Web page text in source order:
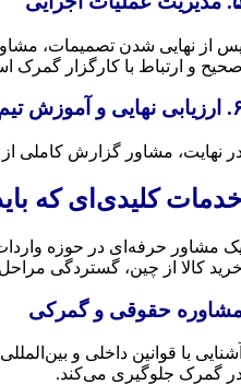
از نهایی شدن تصمیمات،
و ارتباط با کارگزار گمرک
و آموزش تیم
نهایت، مشاور گزارش کاملی
کلیدی‌ای که
مشاور حرفه‌ای در حوزه
کالا از چین، گستردگی
حقوقی و گمرکی
با قوانین داخلی و
گمرک جلوگیری می‌کند.